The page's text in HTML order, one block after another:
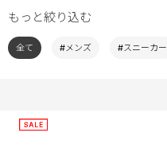
もっと絞り込む
全て #メンズ #スニーカー